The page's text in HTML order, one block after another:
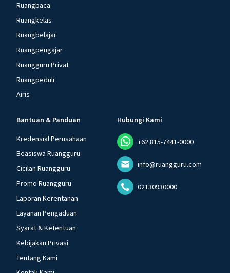
Ruangbaca
Ruangkelas
Ruangbelajar
Ruangpengajar
Ruangguru Privat
Ruangpeduli
Airis
Bantuan & Panduan
Kredensial Perusahaan
Beasiswa Ruangguru
Cicilan Ruangguru
Promo Ruangguru
Laporan Kerentanan
Layanan Pengaduan
Syarat & Ketentuan
Kebijakan Privasi
Tentang Kami
Hubungi Kami
+62 815-7441-0000
info@ruangguru.com
02130930000